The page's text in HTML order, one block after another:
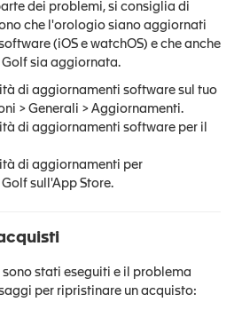
dei problemi, si consiglia di
che l'orologio siano aggiornati
(iOS e watchOS) e che anche
Golf sia aggiornata.
di aggiornamenti software sul tuo
> Generali > Aggiornamenti.
di aggiornamenti software per il
di aggiornamenti per
sull'App Store.
stati eseguiti e il problema
per ripristinare un acquisto: